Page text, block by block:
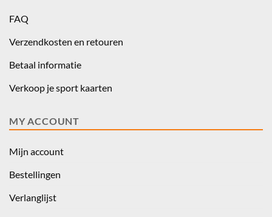
FAQ
Verzendkosten en retouren
Betaal informatie
Verkoop je sport kaarten
MY ACCOUNT
Mijn account
Bestellingen
Verlanglijst